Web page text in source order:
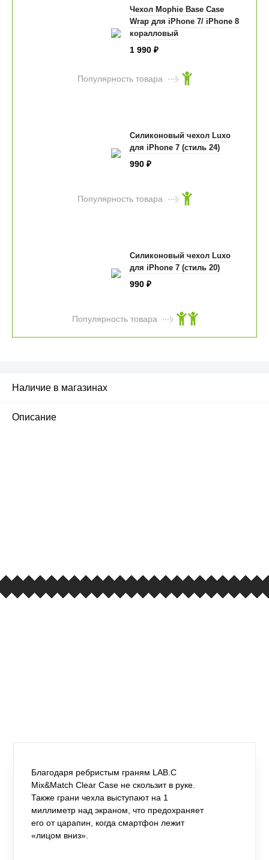
Чехол Mophie Base Case
Wrap для iPhone 7/ iPhone 8
коралловый
1 990 ₽
Популярность товара
Силиконовый чехол Luxo
для iPhone 7 (стиль 24)
990 ₽
Популярность товара
Силиконовый чехол Luxo
для iPhone 7 (стиль 20)
990 ₽
Популярность товара
Наличие в магазинах
Описание
Благодаря ребристым граням LAB.C
Mix&Match Clear Case не скользит в руке.
Также грани чехла выступают на 1
миллиметр над экраном, что предохраняет
его от царапин, когда смартфон лежит
«лицом вниз».